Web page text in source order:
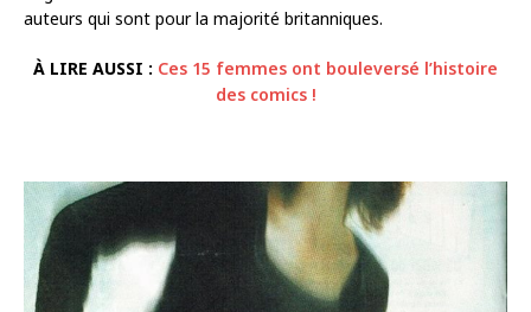
auteurs qui sont pour la majorité britanniques.
À LIRE AUSSI : Ces 15 femmes ont bouleversé l’histoire
des comics !